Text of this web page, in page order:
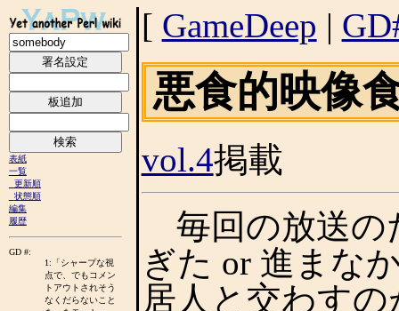
表紙
一覧
更新順
状態順
編集
履歴
GD #:
1:「シャープな視
点で、でもコメン
トアウトされそう
なくだらないこと
[ GameDeep |
悪食的映像
vol.4掲載
毎回の放送の
ぎた or 進まな
居人と交わす